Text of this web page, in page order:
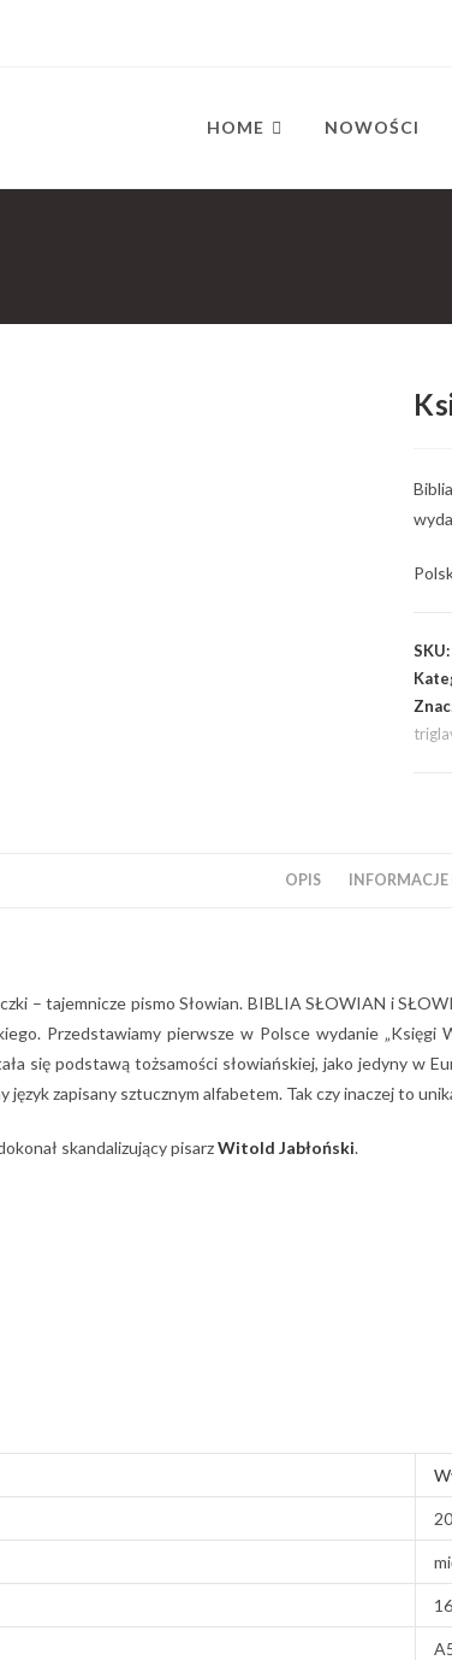
HOME NOWOŚCI
SKU:
OPIS
– tajemnicze pismo Słowian. BIBLIA SŁOWIAN i
Przedstawiamy pierwsze w Polsce wydanie
się podstawą tożsamości słowiańskiej, jako jedyny
język zapisany sztucznym alfabetem. Tak czy inaczej to
skandalizujący pisarzWitold Jabłoński.